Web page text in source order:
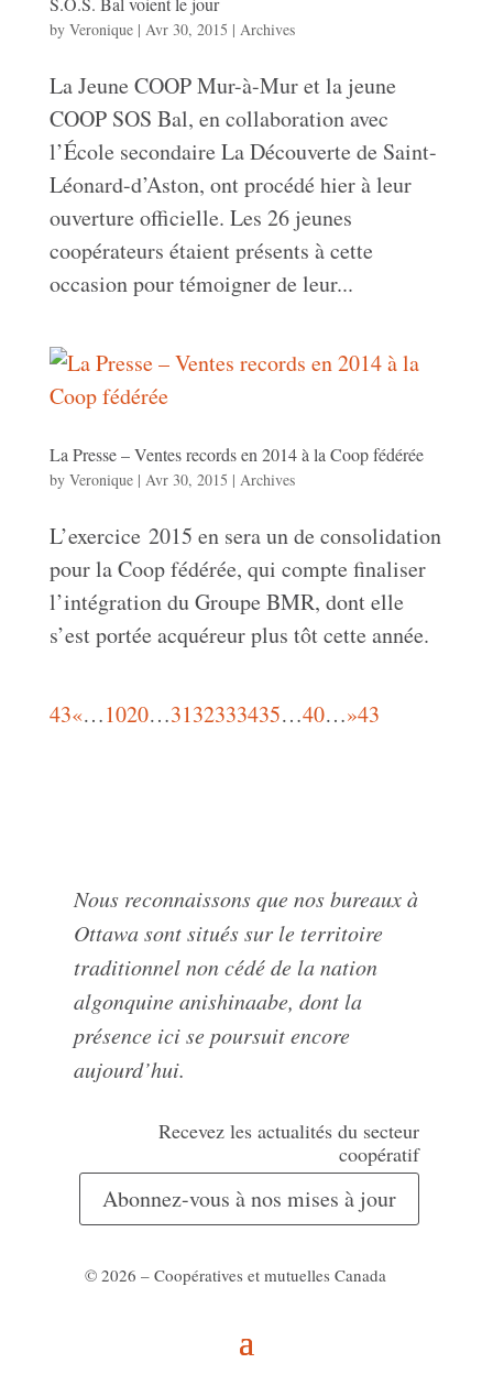
by Veronique| Avr 30, 2015 | Archives
La Jeune COOP Mur-à-Mur et la jeune
COOP SOS Bal, en collaboration avec
l’École secondaire La Découverte de Saint-
Léonard-d’Aston, ont procédé hier à leur
ouverture officielle. Les 26 jeunes
coopérateurs étaient présents à cette
occasion pour témoigner de leur...
La Presse – Ventes records en 2014 à la Coop fédérée
by Veronique| Avr 30, 2015 | Archives
L’exercice 2015 en sera un de consolidation
pour la Coop fédérée, qui compte finaliser
l’intégration du Groupe BMR, dont elle
s’est portée acquéreur plus tôt cette année.
43«…1020…3132333435…40…»43
Nous reconnaissons que nos bureaux à
Ottawa sont situés sur le territoire
traditionnel non cédé de la nation
algonquine anishinaabe, dont la
présence ici se poursuit encore
aujourd’hui.
Recevez les actualités du secteur
coopératif
Abonnez-vous à nos mises à jour
© 2026 – Coopératives et mutuelles Canada